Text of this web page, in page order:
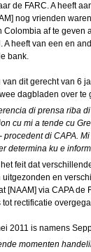
de FARC. A heeft
nog vrienden
Colombia af te geven
A heeft van een en
bank.
dit gerecht van 6
dagbladen over te
di prensa riba
cu mi a tende cu
di CAPA.
determina ku e
feit dat
en
[NAAM] via CAPA
tot rectificatie
2011 is namens
momenten